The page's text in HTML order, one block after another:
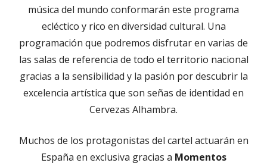
música del mundo conformarán este programa
ecléctico y rico en diversidad cultural. Una
programación que podremos disfrutar en varias de
las salas de referencia de todo el territorio nacional
gracias a la sensibilidad y la pasión por descubrir la
excelencia artística que son señas de identidad en
Cervezas Alhambra.
Muchos de los protagonistas del cartel actuarán en
España en exclusiva gracias a Momentos